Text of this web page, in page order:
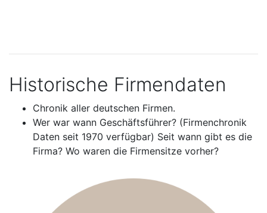
Historische Firmendaten
Chronik aller deutschen Firmen.
Wer war wann Geschäftsführer? (Firmenchronik
Daten seit 1970 verfügbar) Seit wann gibt es die
Firma? Wo waren die Firmensitze vorher?